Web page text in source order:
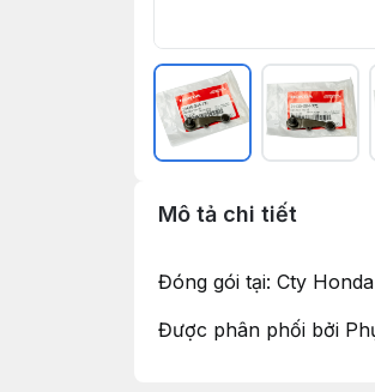
Mô tả chi tiết
Đóng gói tại: Cty
Được phân phối bởi